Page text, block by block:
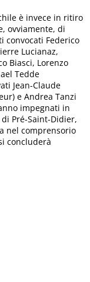
è invece in ritiro
ovviamente, di
convocati Federico
Lucianaz,
Biasci, Lorenzo
Tedde
Jean-Claude
e Andrea Tanzi
impegnati in
Pré-Saint-Didier,
nel comprensorio
concluderà